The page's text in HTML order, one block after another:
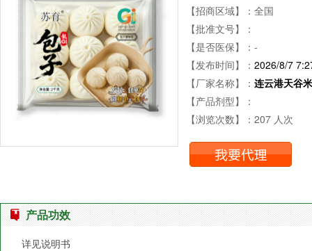
【招商区域】：全国
【批准文号】：
【是否医保】：-
【发布时间】： 2026/8/7
【厂家名称】： 连云港天谷
【产品剂型】：
【浏览次数】：207 人次
产品功效
详见说明书